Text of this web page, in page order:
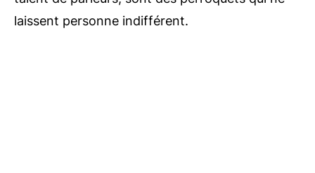
laissent personne indifférent.